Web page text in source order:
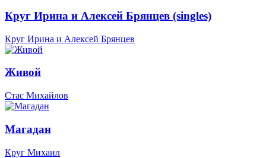
Круг Ирина и Алексей Брянцев (singles)
Круг Ирина и Алексей Брянцев
Живой
Стас Михайлов
Магадан
Круг Михаил